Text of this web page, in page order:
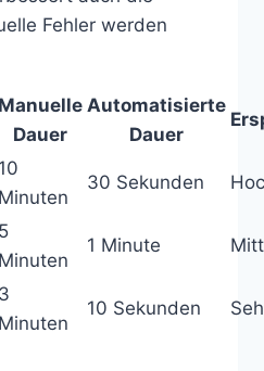
Fehler werden
Manuelle
Dauer
Automatisierte
Dauer
10
Minuten
30 Sekunden
5
Minuten
1 Minute
3
Minuten
10 Sekunden